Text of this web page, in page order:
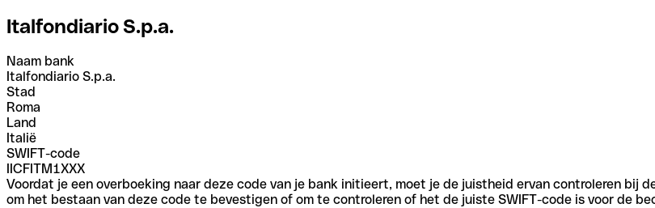
Italfondiario S.p.a.
Naam bank
Italfondiario S.p.a.
Stad
Roma
Land
Italië
SWIFT-code
IICFITM1XXX
Voordat je een overboeking naar deze code van je bank initieert, moet je de juistheid ervan controleren bij
om het bestaan van deze code te bevestigen of om te controleren of het de juiste SWIFT-code is voor de